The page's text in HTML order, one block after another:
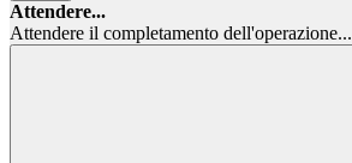
Attendere...
Attendere il completamento dell'operazione...